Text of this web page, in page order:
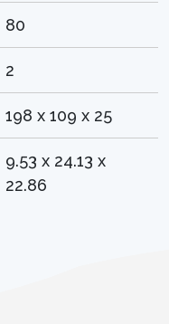
80
2
198 x 109 x 25
9.53 x 24.13 x
22.86